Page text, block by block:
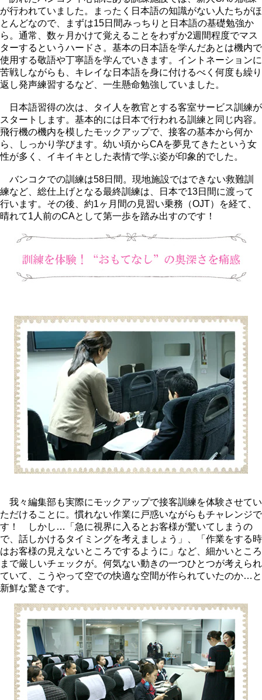
が行われていました。まったく日本語の知識がない人たちがほ
とんどなので、まずは15日間みっちりと日本語の基礎勉強か
ら。通常、数ヶ月かけて覚えることをわずか2週間程度でマス
ターするというハードさ。基本の日本語を学んだあとは機内で
使用する敬語や丁寧語を学んでいきます。イントネーションに
苦戦しながらも、キレイな日本語を身に付けるべく何度も繰り
返し発声練習するなど、一生懸命勉強していました。
日本語習得の次は、タイ人を教官とする客室サービス訓練が
スタートします。基本的には日本で行われる訓練と同じ内容。
飛行機の機内を模したモックアップで、接客の基本から何か
ら、しっかり学びます。幼い頃からCAを夢見てきたという女
性が多く、イキイキとした表情で学ぶ姿が印象的でした。
バンコクでの訓練は58日間。現地施設ではできない救難訓
練など、総仕上げとなる最終訓練は、日本で13日間に渡って
行います。その後、約1ヶ月間の見習い乗務（OJT）を経て、
晴れて1人前のCAとして第一歩を踏み出すのです！
我々編集部も実際にモックアップで接客訓練を体験させてい
ただけることに。慣れない作業に戸惑いながらもチャレンジで
す！ しかし…「急に視界に入るとお客様が驚いてしまうの
で、話しかけるタイミングを考えましょう」、「作業をする時
はお客様の見えないところでするように」など、細かいところ
まで厳しいチェックが。何気ない動きの一つひとつが考えられ
ていて、こうやって空での快適な空間が作られていたのか…と
新鮮な驚きです。